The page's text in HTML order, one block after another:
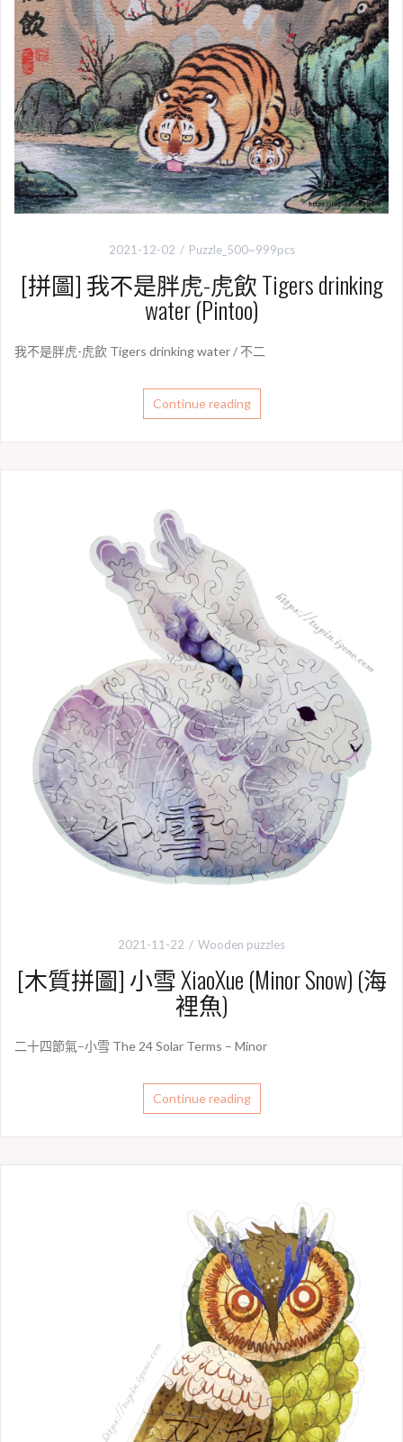
2021-12-02 Puzzle_500~999pcs
[拼圖] 我不是胖虎-虎飲 Tigers drinking
water (Pintoo)
我不是胖虎-虎飲 Tigers drinking water / 不二
Continue reading
2021-11-22 Wooden puzzles
[木質拼圖] 小雪 XiaoXue (Minor Snow) (海
裡魚)
二十四節氣–小雪 The 24 Solar Terms – Minor
Continue reading